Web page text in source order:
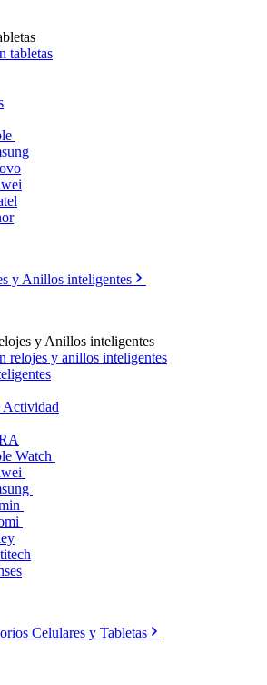
tabletas
y Anillos inteligentes
y Anillos inteligentes
relojes y anillos inteligentes
Actividad
Watch
Celulares y Tabletas